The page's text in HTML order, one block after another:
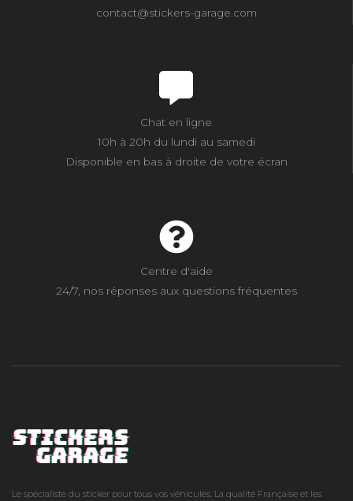
contact@stickers-garage.com
Chat en ligne
10h à 20h du lundi au samedi
Disponible en bas à droite de votre écran
Centre d'aide
24/7, nos réponses aux questions fréquentes
Le spécialiste du sticker pour tous vos véhicules. La qualité Française et les